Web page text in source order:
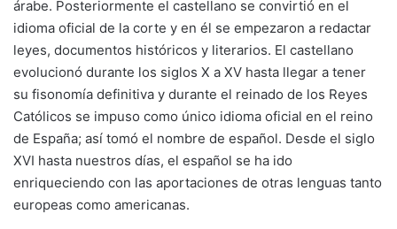
árabe. Posteriormente el castellano se convirtió en el
idioma oficial de la corte y en él se empezaron a redactar
leyes, documentos históricos y literarios. El castellano
evolucionó durante los siglos X a XV hasta llegar a tener
su fisonomía definitiva y durante el reinado de los Reyes
Católicos se impuso como único idioma oficial en el reino
de España; así tomó el nombre de español. Desde el siglo
XVI hasta nuestros días, el español se ha ido
enriqueciendo con las aportaciones de otras lenguas tanto
europeas como americanas.